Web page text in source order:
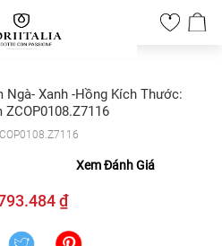
0
Ngà- Xanh -Hồng Kích Thước:
ZCOP0108.Z7116
Xem Đánh Giá
₫